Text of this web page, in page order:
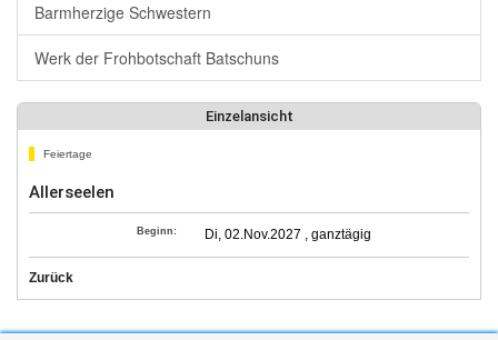
Barmherzige Schwestern
Werk der Frohbotschaft Batschuns
Einzelansicht
Feiertage
Allerseelen
Beginn: Di, 02.Nov.2027 , ganztägig
Zurück